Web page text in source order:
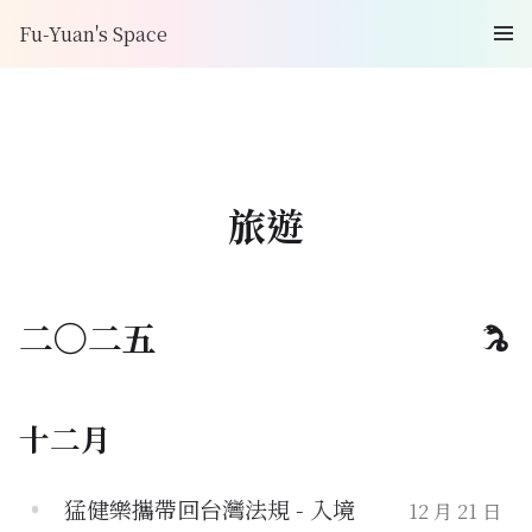
Fu-Yuan's Space
旅遊
二〇二五
十二月
猛健樂攜帶回台灣法規 - 入境
12 月 21 日